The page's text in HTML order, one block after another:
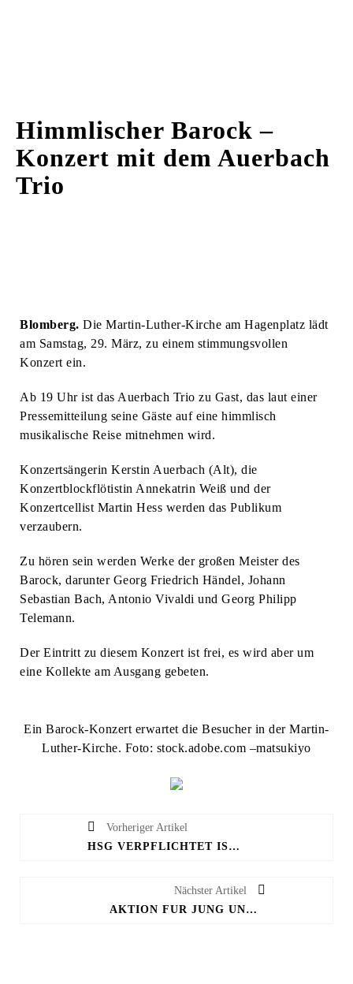
Himmlischer Barock –
Konzert mit dem Auerbach
Trio
Blomberg. Die Martin-Luther-Kirche am Hagenplatz lädt
am Samstag, 29. März, zu einem stimmungsvollen
Konzert ein.
Ab 19 Uhr ist das Auerbach Trio zu Gast, das laut einer
Pressemitteilung seine Gäste auf eine himmlisch
musikalische Reise mitnehmen wird.
Konzertsängerin Kerstin Auerbach (Alt), die
Konzertblockflötistin Annekatrin Weiß und der
Konzertcellist Martin Hess werden das Publikum
verzaubern.
Zu hören sein werden Werke der großen Meister des
Barock, darunter Georg Friedrich Händel, Johann
Sebastian Bach, Antonio Vivaldi und Georg Philipp
Telemann.
Der Eintritt zu diesem Konzert ist frei, es wird aber um
eine Kollekte am Ausgang gebeten.
Ein Barock-Konzert erwartet die Besucher in der Martin-
Luther-Kirche. Foto: stock.adobe.com –matsukiyo
Vorheriger Artikel
HSG VERPFLICHTET ISLÄNDERIN ELIN ROSA MAGNUSDOTTIR
Nächster Artikel
AKTION FÜR JUNG UND ALT: NISTHILFEN FÜR WILDBIENEN BAUEN